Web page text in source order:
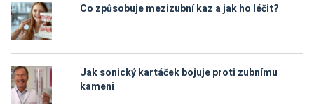
Co způsobuje mezizubní kaz a jak ho léčit?
Jak sonický kartáček bojuje proti zubnímu
kameni